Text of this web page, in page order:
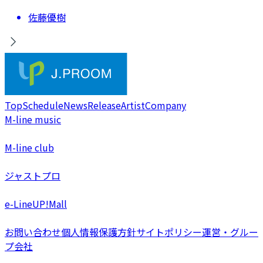
佐藤優樹
TopScheduleNewsReleaseArtistCompany
M-line music
M-line club
ジャストプロ
e-LineUP!Mall
お問い合わせ個人情報保護方針サイトポリシー運営・グルー
プ会社